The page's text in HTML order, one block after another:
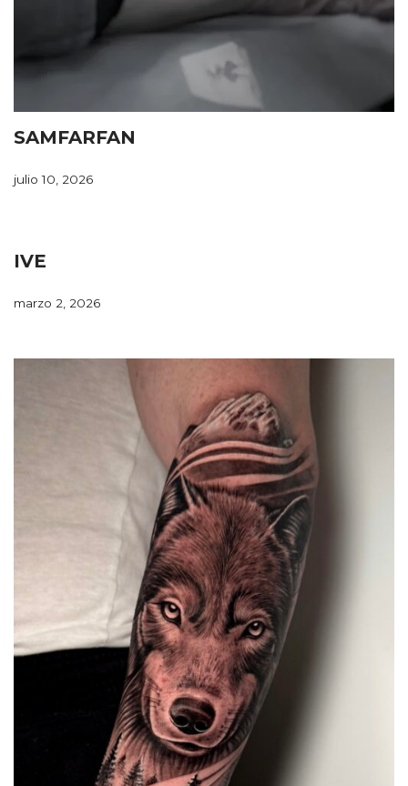
SAMFARFAN
julio 10, 2026
IVE
marzo 2, 2026